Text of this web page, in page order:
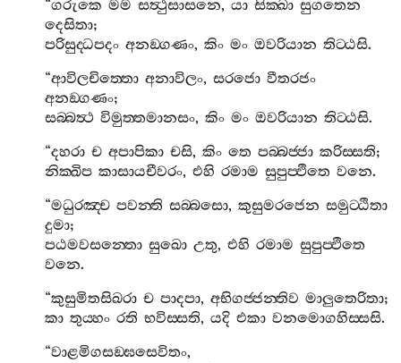
“ගරුකෙ මම සත්‍ථුසාසනෙ,යා සික‍්ඛා සුගතෙන
දෙසිතා;
පරිසුද‍්ධපදං අනඞ‍්ගණං,කිං මං ඔවරියාන තිට‍්ඨසි.
“ආවිලචිත‍්තො අනාවිලං,සරජො වීතරජං
අනඞ‍්ගණං;
සබ‍්බත්‍ථ විමුත‍්තමානසං,කිං මං ඔවරියාන තිට‍්ඨසි.
“දහරා ච අපාපිකා චසි,කිං තෙ පබ‍්බජ‍්ජා කරිස‍්සති;
නික‍්ඛිප කාසායචීවරං,එහි රමාම සුපුප‍්ඵිතෙ වනෙ.
“මධුරඤ‍්ච පවන‍්ති සබ‍්බසො,කුසුමරජෙන සමුට‍්ඨිතා
දුමා;
පඨමවසන‍්තො සුඛො උතු,එහි රමාම සුපුප‍්ඵිතෙ
වනෙ.
“කුසුමිතසිඛරා ච පාදපා,අභිගජ‍්ජන‍්තිව මාලුතෙරිතා;
කා තුය‍්හං රති භවිස‍්සති,යදි එකා වනමොගහිස‍්සසි.
“වාළමිගසඞ‍්ඝසෙවිතං,